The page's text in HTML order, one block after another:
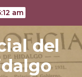
am
del